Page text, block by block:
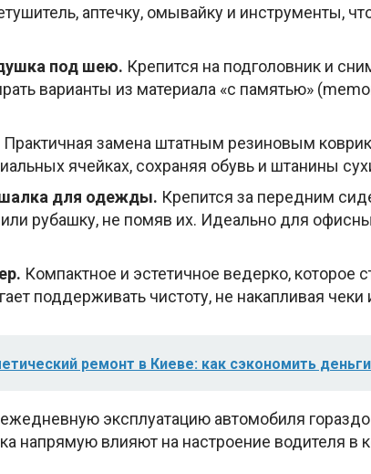
аптечку, омывайку и инструменты,
под шею. Крепится на подголовник и
варианты из материала «с памятью»
Практичная замена штатным резиновым
ячейках, сохраняя обувь и штанины
для одежды. Крепится за передним
рубашку, не помяв их. Идеально для
Компактное и эстетичное ведерко, которое
поддерживать чистоту, не накапливая чеки
ремонт в Киеве: как сэкономить
эксплуатацию автомобиля
напрямую влияют на настроение водителя в